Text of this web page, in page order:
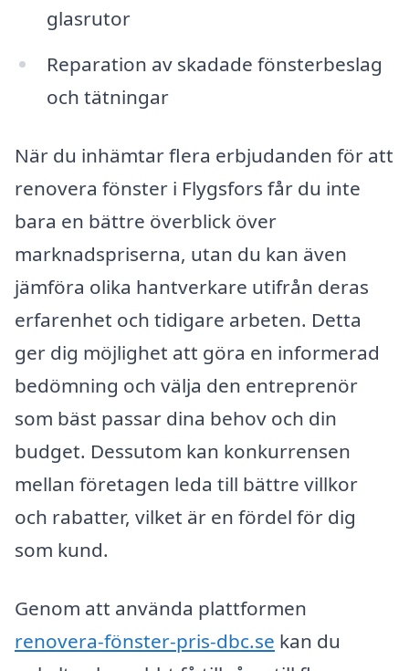
glasrutor
Reparation av skadade fönsterbeslag
och tätningar
När du inhämtar flera erbjudanden för att
renovera fönster i Flygsfors får du inte
bara en bättre överblick över
marknadspriserna, utan du kan även
jämföra olika hantverkare utifrån deras
erfarenhet och tidigare arbeten. Detta
ger dig möjlighet att göra en informerad
bedömning och välja den entreprenör
som bäst passar dina behov och din
budget. Dessutom kan konkurrensen
mellan företagen leda till bättre villkor
och rabatter, vilket är en fördel för dig
som kund.
Genom att använda plattformen
renovera-fönster-pris-dbc.se kan du